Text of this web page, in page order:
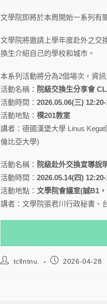
文學院即將於本周開始一系列有
文學院將邀請上學年度赴外之交
換生介紹自己的學校和城市。
本系列活動將分為2個場次，資訊
活動名稱： 院級交換生分享會
活動時間： 2026.05.06(三)
活動地點： 樸201教室
講者：德國漢堡大學 Linus
倫比亞大學)
活動名稱： 院級赴外交換宣導說
活動時間： 2026.05.14(四)
活動地點： 文學院會議室(誠B1
講者：文學院張君川行政秘書、
tcllntnu. 2026-04-28